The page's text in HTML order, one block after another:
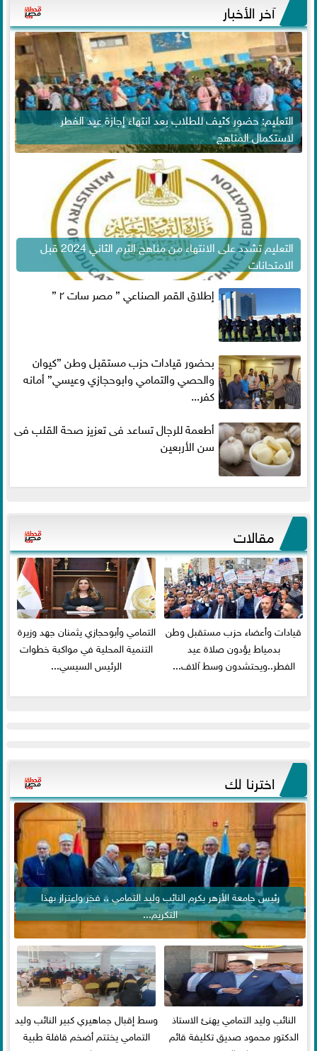
آخر الأخبار
التعليم: حضور كثيف للطلاب بعد انتهاء إجازة عيد الفطر
لاستكمال المناهج
التعليم تشدد على الانتهاء من مناهج الترم الثاني 2024 قبل
الامتحانات
إطلاق القمر الصناعي ” مصر سات ٢ ”
بحضور قيادات حزب مستقبل وطن ”كيوان
والحصي والتمامي وابوحجازي وعيسي” أمانه
كفر...
أطعمة للرجال تساعد فى تعزيز صحة القلب فى
سن الأربعين
مقالات
قيادات وأعضاء حزب مستقبل وطن
بدمياط يؤدون صلاة عيد
الفطر..ويحتشدون وسط آلاف...
التمامي وأبوحجازي يثمنان جهد وزيرة
التنمية المحلية في مواكبة خطوات
الرئيس السيسي...
اخترنا لك
رئيس جامعة الأزهر يكرم النائب وليد التمامي .. فخر واعتزاز بهذا
التكريم...
النائب وليد التمامي يهنئ الاستاذ
الدكتور محمود صديق تكليفة قائم
وسط إقبال جماهيري كبير النائب وليد
التمامي يختتم أضخم قافلة طبية